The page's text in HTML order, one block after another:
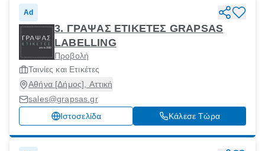
Ad
3. ΓΡΑΨΑΣ ΕΤΙΚΕΤΕΣ GRAPSAS
LABELLING
Προβολή
Ταινίες και Ετικέτες
Αθήνα [Δήμος], Αττική
sales@grapsas.gr
Ιστοσελίδα
Κάλεσε Τώρα